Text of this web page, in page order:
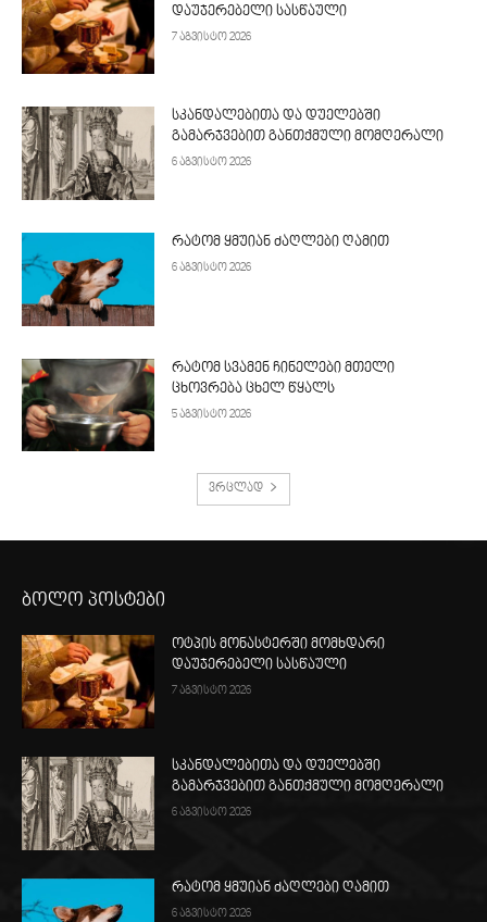
დაუჯერებელი სასწაული
7 აგვისტო 2026
სკანდალებითა და დუელებში
გამარჯვებით განთქმული მომღერალი
6 აგვისტო 2026
რატომ ყმუიან ძაღლები ღამით
6 აგვისტო 2026
რატომ სვამენ ჩინელები მთელი
ცხოვრება ცხელ წყალს
5 აგვისტო 2026
ვრცლად
ბოლო პოსტები
ოტპის მონასტერში მომხდარი
დაუჯერებელი სასწაული
7 აგვისტო 2026
სკანდალებითა და დუელებში
გამარჯვებით განთქმული მომღერალი
6 აგვისტო 2026
რატომ ყმუიან ძაღლები ღამით
6 აგვისტო 2026